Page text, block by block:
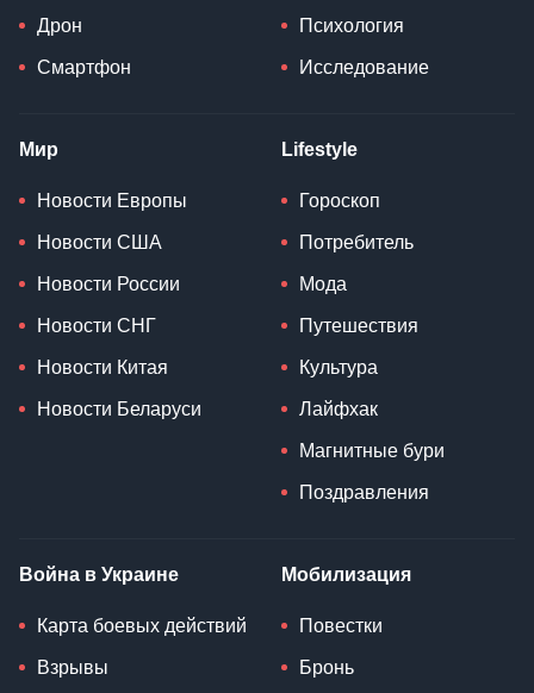
Дрон
Смартфон
Психология
Исследование
Мир
Новости Европы
Новости США
Новости России
Новости СНГ
Новости Китая
Новости Беларуси
Lifestyle
Гороскоп
Потребитель
Мода
Путешествия
Культура
Лайфхак
Магнитные бури
Поздравления
Война в Украине
Карта боевых действий
Взрывы
Мобилизация
Повестки
Бронь